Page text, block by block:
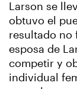
Larson se
obtuvo el
resultado no
esposa de
competir y
individual